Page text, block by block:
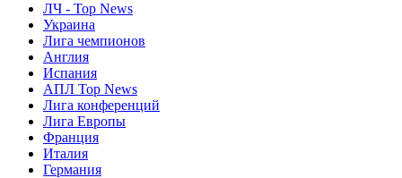
ЛЧ - Top News
Украина
Лига чемпионов
Англия
Испания
АПЛ Top News
Лига конференций
Лига Европы
Франция
Италия
Германия